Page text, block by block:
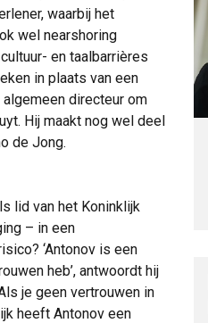
waarbij het
wel nearshoring
en taalbarrières
in plaats van een
algemeen directeur om
Hij maakt nog wel deel
de Jong.
lid van het Koninklijk
– in een
‘Antonov is een
heb’, antwoordt hij
je geen vertrouwen in
heeft Antonov een